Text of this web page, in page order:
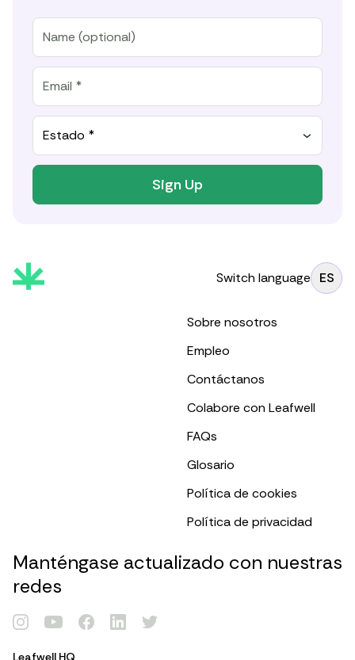
Estado *
Sign Up
Switch language ES
Sobre nosotros
Empleo
Contáctanos
Colabore con Leafwell
FAQs
Glosario
Política de cookies
Política de privacidad
Manténgase actualizado con nuestras
redes
Leafwell HQ